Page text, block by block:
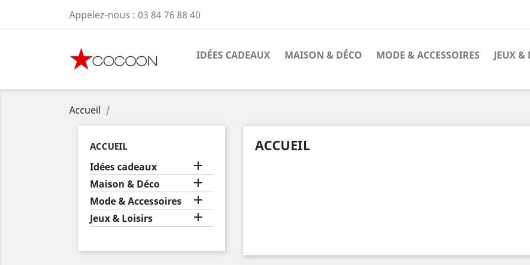
Appelez-nous : 03 84 76 88 40
IDÉES CADEAUX MAISON & DÉCO MODE & ACCESSOIRES JEUX &
Accueil
ACCUEIL
Idées cadeaux 
Maison & Déco 
Mode & Accessoires 
Jeux & Loisirs 
ACCUEIL